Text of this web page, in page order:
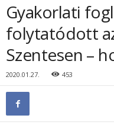
Gyakorlati
folytatódott
Szentesen –
2020.01.27. 453